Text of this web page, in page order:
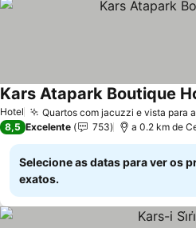
Hotel Quartos com jacuzzi e vista para
Kars Atapark Boutique
8,5 Excelente 753 a 0.2 km de
Selecione as datas para ver os
exatos.